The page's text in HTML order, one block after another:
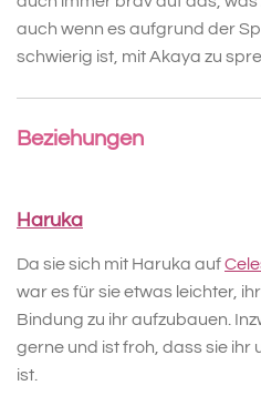
auch wenn es aufgrund der
schwierig ist, mit Akaya zu
Beziehungen
Haruka
Da sie sich mit Haruka auf
war es für sie etwas leichter,
Bindung zu ihr aufzubauen.
gerne und ist froh, dass sie
ist.